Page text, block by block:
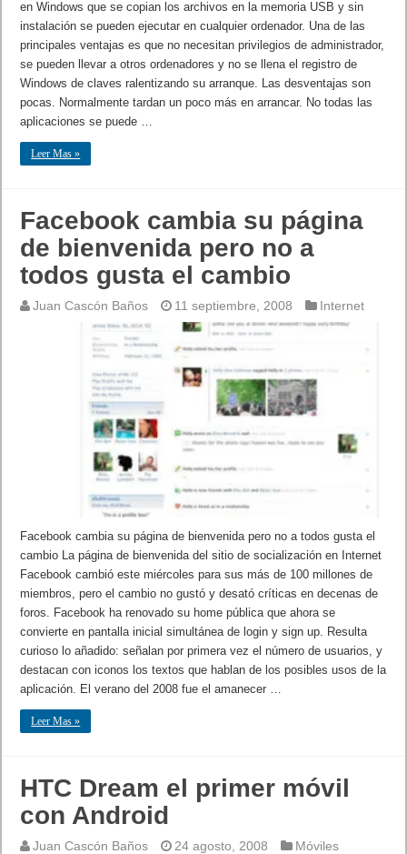
en Windows que se copian los archivos en la memoria USB y sin
instalación se pueden ejecutar en cualquier ordenador. Una de las
principales ventajas es que no necesitan privilegios de administrador,
se pueden llevar a otros ordenadores y no se llena el registro de
Windows de claves ralentizando su arranque. Las desventajas son
pocas. Normalmente tardan un poco más en arrancar. No todas las
aplicaciones se puede …
Leer Mas »
Facebook cambia su página
de bienvenida pero no a
todos gusta el cambio
Juan Cascón Baños 11 septiembre, 2008 Internet
Facebook cambia su página de bienvenida pero no a todos gusta el
cambio La página de bienvenida del sitio de socialización en Internet
Facebook cambió este miércoles para sus más de 100 millones de
miembros, pero el cambio no gustó y desató críticas en decenas de
foros. Facebook ha renovado su home pública que ahora se
convierte en pantalla inicial simultánea de login y sign up. Resulta
curioso lo añadido: señalan por primera vez el número de usuarios, y
destacan con iconos los textos que hablan de los posibles usos de la
aplicación. El verano del 2008 fue el amanecer …
Leer Mas »
HTC Dream el primer móvil
con Android
Juan Cascón Baños 24 agosto, 2008 Móviles